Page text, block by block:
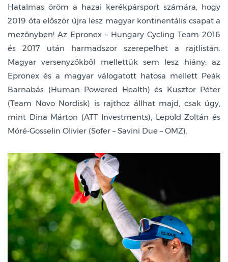
Hatalmas öröm a hazai kerékpársport számára, hogy
2019 óta először újra lesz magyar kontinentális csapat a
mezőnyben! Az Epronex – Hungary Cycling Team 2016
és 2017 után harmadszor szerepelhet a rajtlistán.
Magyar versenyzőkből mellettük sem lesz hiány: az
Epronex és a magyar válogatott hatosa mellett Peák
Barnabás (Human Powered Health) és Kusztor Péter
(Team Novo Nordisk) is rajthoz állhat majd, csak úgy,
mint Dina Márton (ATT Investments), Lepold Zoltán és
Móré-Gosselin Olivier (Sofer – Savini Due – OMZ).